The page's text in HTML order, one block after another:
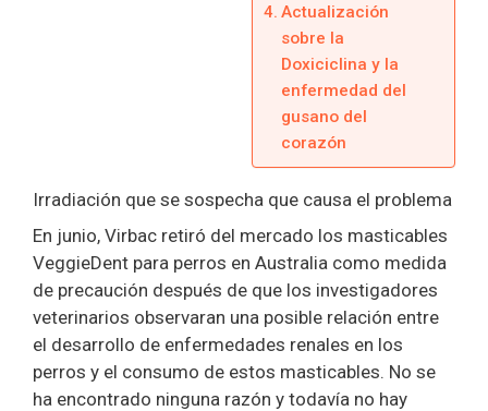
Actualización
sobre la
Doxiciclina y la
enfermedad del
gusano del
corazón
Irradiación que se sospecha que causa el problema
En junio, Virbac retiró del mercado los masticables
VeggieDent para perros en Australia como medida
de precaución después de que los investigadores
veterinarios observaran una posible relación entre
el desarrollo de enfermedades renales en los
perros y el consumo de estos masticables. No se
ha encontrado ninguna razón y todavía no hay